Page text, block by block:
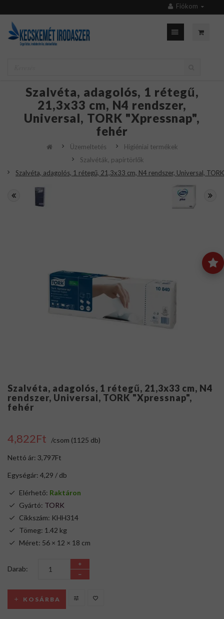
Fiókom
Szalvéta, adagolós, 1 rétegű,
21,3x33 cm, N4 rendszer,
Universal, TORK "Xpressnap",
fehér
Üzemeltetés
Higiéniai termékek
Szalvéták, papírtörlők
Szalvéta, adagolós, 1 rétegű, 21,3x33 cm, N4 rendszer, Universal,
Szalvéta, adagolós, 1 rétegű, 21,3x33 cm, N4
rendszer, Universal, TORK "Xpressnap",
fehér
4,822Ft /csom (1125 db)
Nettó ár: 3,797Ft
Egységár: 4,29 / db
Elérhető: Raktáron
Gyártó: TORK
Cikkszám: KHH314
Tömeg: 1.42 kg
Méret: 56 × 12 × 18 cm
Darab:
KOSÁRBA